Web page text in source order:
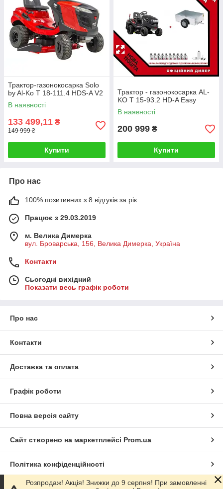
Трактор-газонокосарка Solo
by Al-Ko T 18-111.4 HDS-A V2
В наявності
133 499,11 ₴
149 999 ₴
Купити
Трактор - газонокосарка AL-
KO T 15-93.2 HD-A Easy
В наявності
200 999 ₴
Купити
Про нас
100% позитивних з 8 відгуків за рік
Працює з 29.03.2019
м. Велика Димерка
вул. Броварська, 156, Велика Димерка, Україна
Контакти
Сьогодні вихідний
Показати весь графік роботи
Про нас
Контакти
Доставка та оплата
Графік роботи
Повна версія сайту
Сайт створено на маркетплейсі Prom.ua
Політика конфіденційності
Розпродаж! Акція! Знижки до 9 серпня! При замовленні
.js'; document.body.appendChild(getCallScript); }